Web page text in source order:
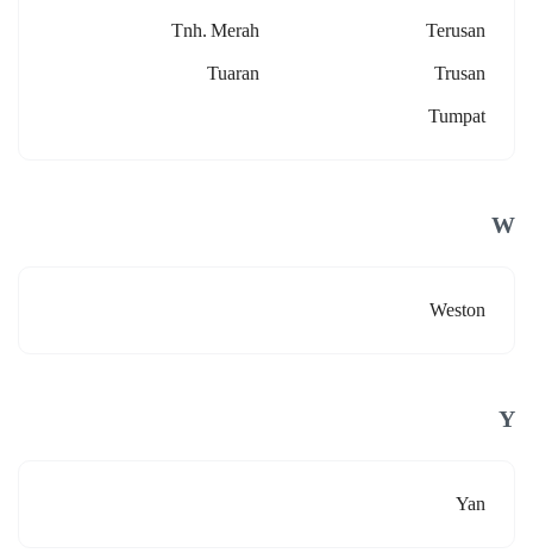
Terusan
Tnh. Merah
Trusan
Tuaran
Tumpat
W
Weston
Y
Yan